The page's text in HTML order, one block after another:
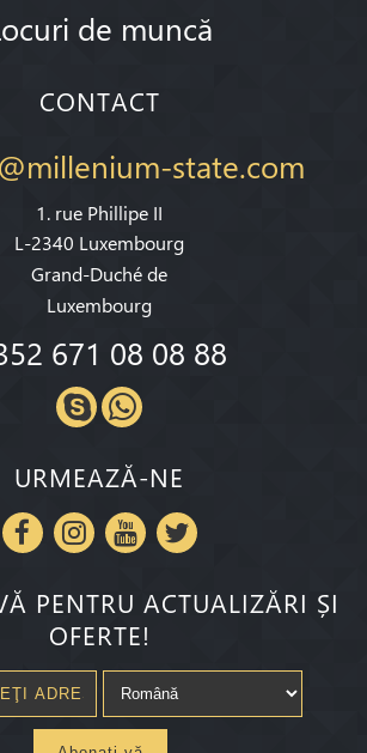
de muncă
CONTACT
state.com
1. rue Phillipe II
L-2340 Luxembourg
Grand-Duché de
Luxembourg
671 08 08 88
URMEAZĂ-NE
PENTRU ACTUALIZĂRI ȘI
OFERTE!